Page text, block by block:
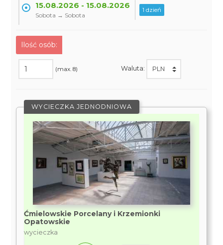
15.08.2026 - 15.08.2026
Sobota → Sobota
1 dzień
Ilość osób:
(max. 8) Waluta:
WYCIECZKA JEDNODNIOWA
Ćmielowskie Porcelany i Krzemionki
Opatowskie
wycieczka